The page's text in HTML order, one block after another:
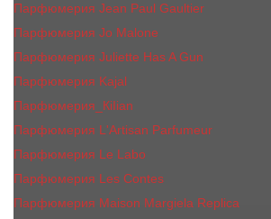
Парфюмерия Jean Paul Gaultier
Парфюмерия Jо Malоnе
Парфюмерия Juliette Has A Gun
Парфюмерия Kajal
Парфюмерия_КiIiаn
Парфюмерия L'Artisan Parfumeur
Парфюмерия Le Labo
Парфюмерия Les Contes
Парфюмерия Maison Margiela Replica